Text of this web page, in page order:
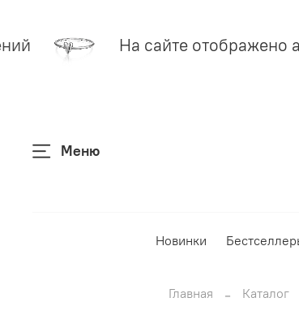
На сайте отображено
Меню
Новинки
Главная Каталог